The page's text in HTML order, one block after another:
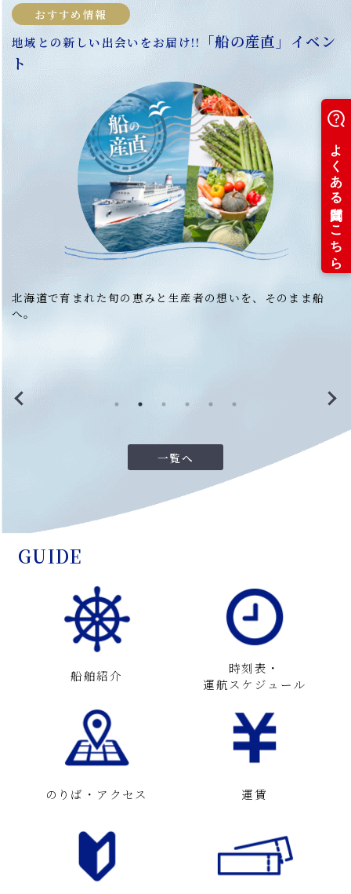
おすすめ情報
地域との新しい出会いをお届け!!「船の産直」イベン
ト
北海道で育まれた旬の恵みと生産者の想いを、そのまま船
へ。
一覧へ
GUIDE
船舶紹介
時刻表・
運航スケジュール
のりば・アクセス 運賃